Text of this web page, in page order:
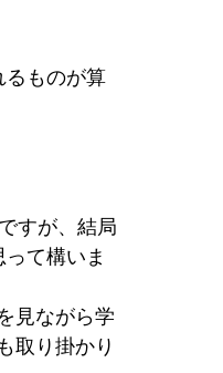
るものが算
すが、結局
て構いま
見ながら学
取り掛かり